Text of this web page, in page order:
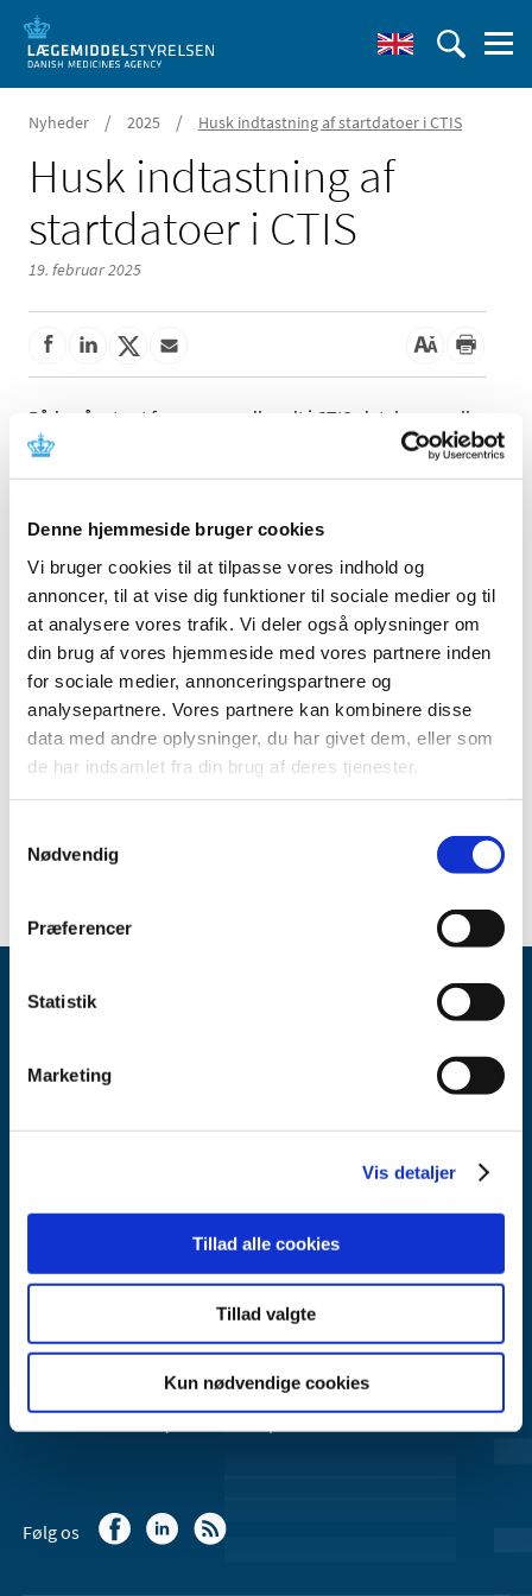
Denne hjemmeside bruger cookies
Vi bruger cookies til at tilpasse vores indhold og
annoncer, til at vise dig funktioner til sociale medier og til
at analysere vores trafik. Vi deler også oplysninger om
din brug af vores hjemmeside med vores partnere inden
for sociale medier, annonceringspartnere og
analysepartnere. Vores partnere kan kombinere disse
data med andre oplysninger, du har givet dem, eller som
de har indsamlet fra din brug af deres tjenester.
Nødvendig
Præferencer
Statistik
Marketing
Vis detaljer
Tillad alle cookies
Tillad valgte
Kun nødvendige cookies
Nyheder / 2025 / Husk indtastning af startdatoer i CTIS
Husk indtastning af
startdatoer i CTIS
19. februar 2025
Både når et nyt forsøg er godkendt i CTIS-databasen, eller
et forsøg er overført ved transition til CTIS, skal sponsor
Det er en teknisk nødvendighed for at forsøget, og
dermed også godkendelsen, ikke udløber.
Datoerne skal angives for hvert deltagende land.
Der kan også læses mere om det på GCP-enhedernes
hjemmeside:15 dages notifikationer i CTIS for
godkendte forsøg ”
Emner
Lægemiddelstyrelsen
Lægemiddelstyrelsen er en del af
Sundheds- og Kirkeministeriet.
Kontakt Lægemiddelstyrelsen
44 88 95 95 (kl. 9 - 15)
Følg os